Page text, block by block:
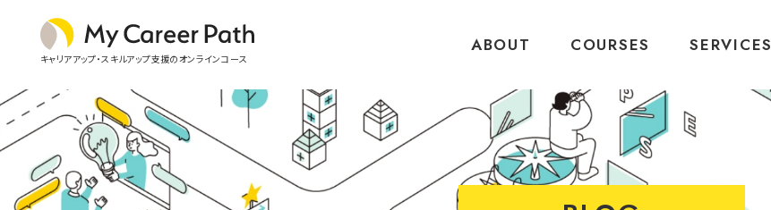
キャリアアップ・スキルアップ支援のオンラインコース
ABOUT COURSES SERVICES